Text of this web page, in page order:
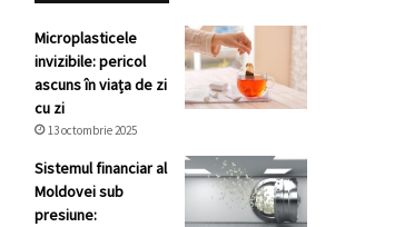
Microplasticele
invizibile: pericol
ascuns în viața de zi
cu zi
13 octombrie 2025
Sistemul financiar al
Moldovei sub
presiune: